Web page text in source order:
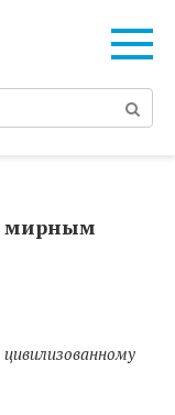
мирным
цивилизованному